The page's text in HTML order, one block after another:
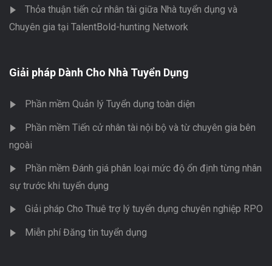
Thỏa thuận tiến cử nhân tài giữa Nhà tuyển dụng và
Chuyên gia tại TalentBold-hunting Network
Giải pháp Dành Cho Nhà Tuyển Dụng
Phần mềm Quản lý Tuyển dụng toàn diện
Phần mềm Tiến cử nhân tài nội bộ và từ chuyên gia bên
ngoài
Phần mềm Đánh giá phân loại mức độ ổn định từng nhân
sự trước khi tuyển dụng
Giải pháp Cho Thuê trợ lý tuyển dụng chuyên nghiệp RPO
Miễn phí Đăng tin tuyển dụng